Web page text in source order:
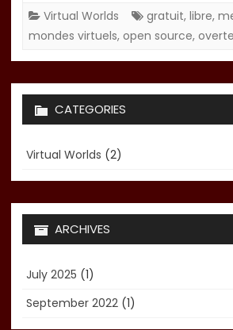
Virtual Worlds gratuit, libre,
mondes virtuels, open source, overte
CATEGORIES
Virtual Worlds (2)
ARCHIVES
July 2025 (1)
September 2022 (1)